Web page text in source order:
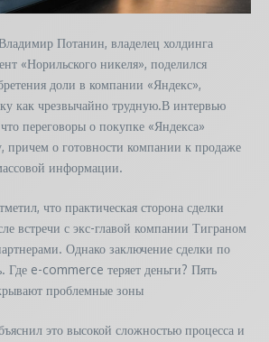
Потанин, владелец холдинга
«Норильского никеля», поделился
доли в компании «Яндекс»,
как чрезвычайно трудную.В интервью
переговоры о покупке «Яндекса»
причем о готовности компании к продаже
информации.
что практическая сторона сделки
встречи с экс-главой компании Тиграном
Однако заключение сделки по
Где e-commerce теряет деньги? Пять
проблемные зоны
это высокой сложностью процесса и